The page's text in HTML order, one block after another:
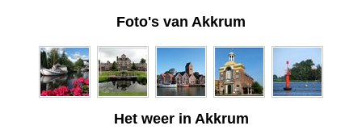
Foto's van Akkrum
Het weer in Akkrum